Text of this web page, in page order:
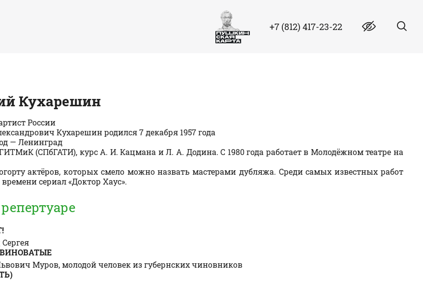
+7 (812) 417-23-22
Кухарешин
России
Кухарешин родился 7 декабря 1957 года
— Ленинград
(СПбГАТИ), курс А. И. Кацмана и Л. А. Додина. С 1980 года работает в Молодёжном театре на
актёров, которых смело можно назвать мастерами дубляжа. Среди самых известных работ
времени сериал «Доктор Хаус».
Муров, молодой человек из губернских чиновников